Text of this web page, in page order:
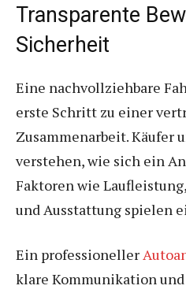
Transparente
Sicherheit
Eine nachvollziehbare
erste Schritt zu einer
Zusammenarbeit. Käufer
verstehen, wie sich ein
Faktoren wie
und Ausstattung spielen
Ein professioneller
klare Kommunikation